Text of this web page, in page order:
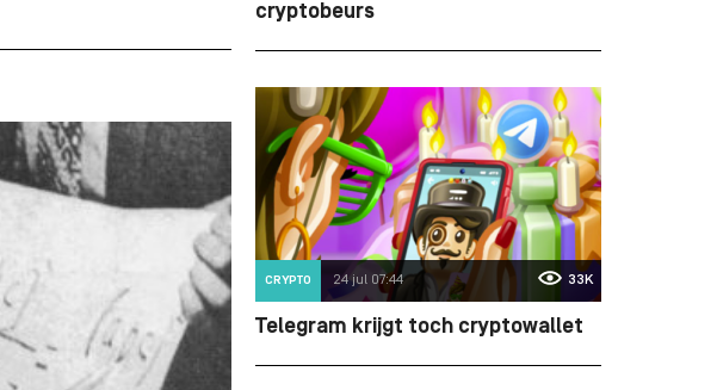
cryptobeurs
CRYPTO 24 jul 07:44 33K
Telegram krijgt toch cryptowallet